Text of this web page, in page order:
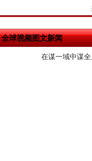
全球视频图文新闻
在谋一域中谋